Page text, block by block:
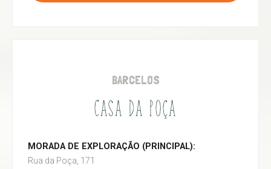
BARCELOS
CASA DA POÇA
MORADA DE EXPLORAÇÃO (PRINCIPAL):
Rua da Poça, 171